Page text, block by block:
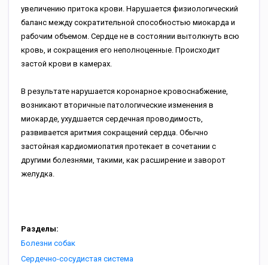
увеличению притока крови. Нарушается физиологический
баланс между сократительной способностью миокарда и
рабочим объемом. Сердце не в состоянии вытолкнуть всю
кровь, и сокращения его неполноценные. Происходит
застой крови в камерах.
В результате нарушается коронарное кровоснабжение,
возникают вторичные патологические изменения в
миокарде, ухудшается сердечная проводимость,
развивается аритмия сокращений сердца. Обычно
застойная кардиомиопатия протекает в сочетании с
другими болезнями, такими, как расширение и заворот
желудка.
Разделы:
Болезни собак
Сердечно-сосудистая система